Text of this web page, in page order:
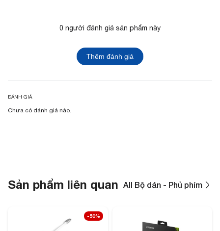
0 người đánh giá sản phẩm này
Thêm đánh giá
ĐÁNH GIÁ
Chưa có đánh giá nào.
Sản phẩm liên quan All Bộ dán - Phủ phím
-50%